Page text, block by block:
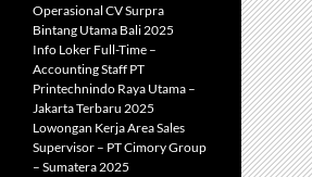
Operasional CV Surpra
Bintang Utama Bali 2025
Info Loker Full-Time –
Accounting Staff PT
Printechnindo Raya Utama –
Jakarta Terbaru 2025
Lowongan Kerja Area Sales
Supervisor – PT Cimory Group
– Sumatera 2025